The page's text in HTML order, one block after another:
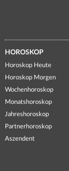
HOROSKOP
Horoskop Heute
Horoskop Morgen
Wochenhoroskop
Monatshoroskop
Jahreshoroskop
Partnerhoroskop
Aszendent